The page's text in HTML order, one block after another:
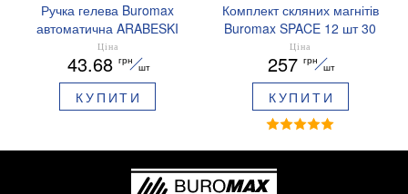
Ручка гелева Buromax
автоматична ARABESKI
0.5 мм ароматизований
грип синє чорнило в
блістері BM.8379-02
Ціна
43.68 грн
шт
КУПИТИ
Комплект скляних магнітів
Buromax SPACE 12 шт 30
мм BM.0048
Ціна
257 грн
шт
КУПИТИ